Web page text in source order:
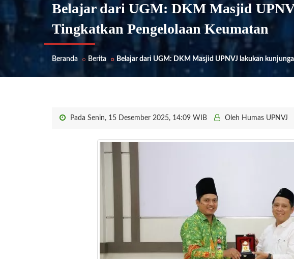
Belajar dari UGM: DKM Masjid
Tingkatkan Pengelolaan Keumatan
Beranda Berita Belajar dari UGM: DKM Masjid UPNVJ lakukan
Pada Senin, 15 Desember 2025, 14:09 WIB Oleh Humas UPNVJ